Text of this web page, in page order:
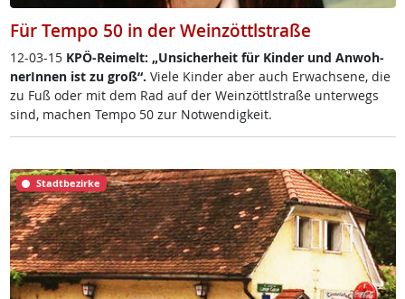
Für Tempo 50 in der Weinzöttlstraße
12-03-15 KPÖ-Rei­melt: „Un­si­cher­heit für Kin­der und An­woh­
ne­rIn­nen ist zu groß“. Vie­le Kin­der aber auch Er­wach­se­ne, die
zu Fuß oder mit dem Rad auf der Wein­zöttl­stra­ße un­ter­wegs
sind, ma­chen Tem­po 50 zur Not­wen­dig­keit.
Stadtbezirke